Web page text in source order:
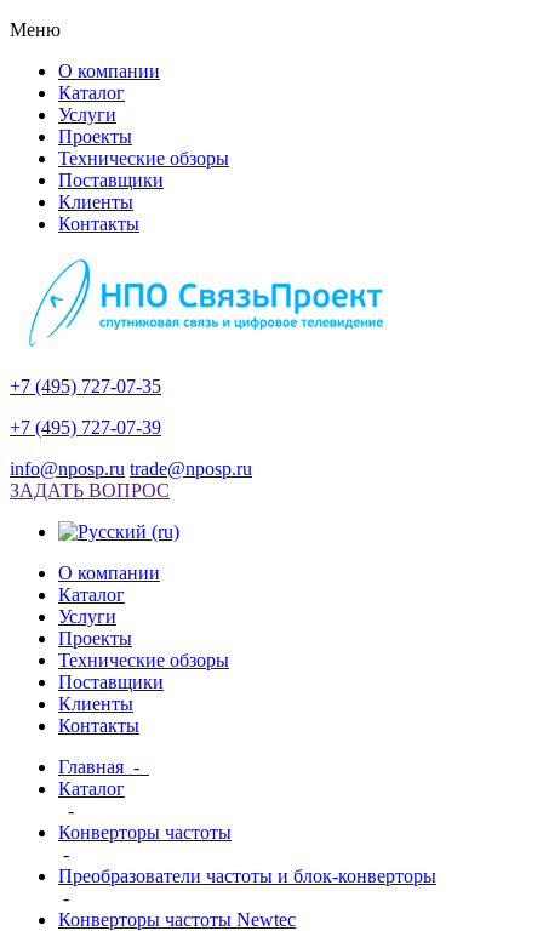
Меню
О компании
Каталог
Услуги
Проекты
Технические обзоры
Поставщики
Клиенты
Контакты
+7 (495) 727-07-35
+7 (495) 727-07-39
info@nposp.ru trade@nposp.ru
ЗАДАТЬ ВОПРОС
О компании
Каталог
Услуги
Проекты
Технические обзоры
Поставщики
Клиенты
Контакты
Главная -
Каталог
-
Конверторы частоты
-
Преобразователи частоты и блок-конверторы
-
Конверторы частоты Newtec